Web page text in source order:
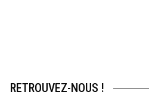
RETROUVEZ-NOUS !